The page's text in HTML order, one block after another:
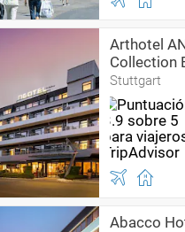
Arthotel
Collection
Stuttgart
Abacco